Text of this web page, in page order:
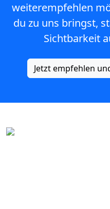
weiterempfehlen
du zu uns bringst,
Sichtbarkeit
Jetzt empfehlen